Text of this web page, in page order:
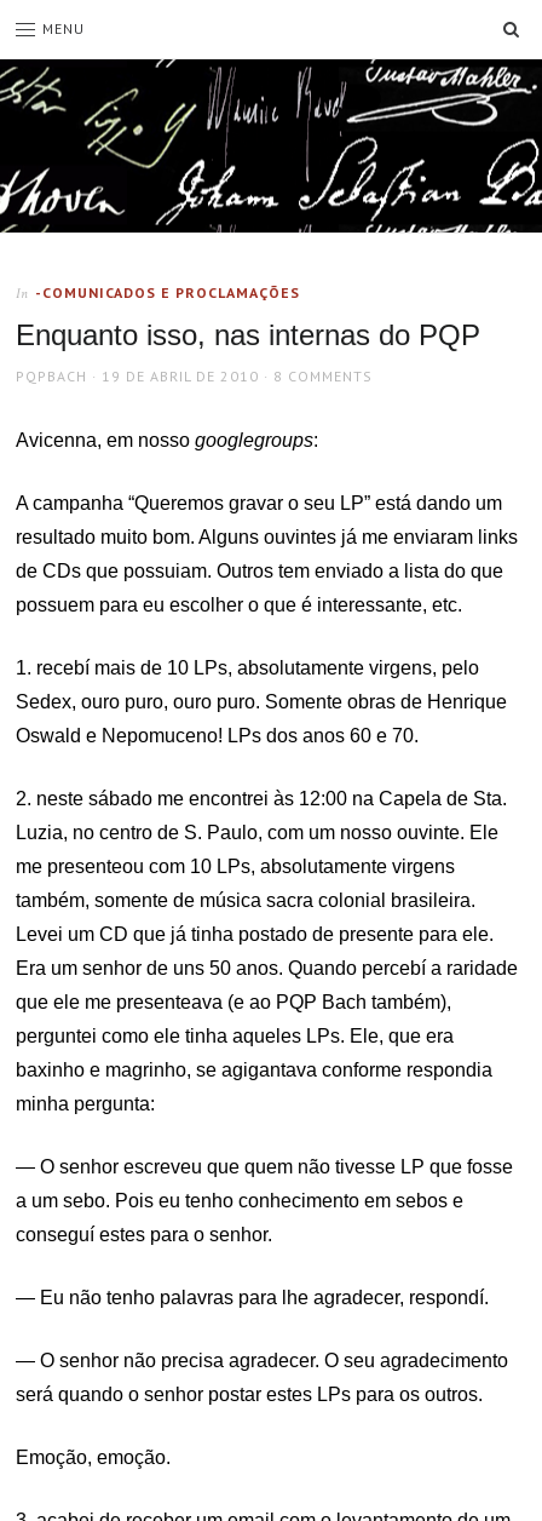
MENU
In -COMUNICADOS E PROCLAMAÇÕES
Enquanto isso, nas internas do PQP
AUTHOR
PQPBACH
POSTED
19 DE ABRIL DE 2010 8 COMMENTS
Avicenna, em nossogooglegroups:
A campanha “Queremos gravar o seu LP” está dando um
resultado muito bom. Alguns ouvintes já me enviaram links
de CDs que possuiam. Outros tem enviado a lista do que
possuem para eu escolher o que é interessante, etc.
1. recebí mais de 10 LPs, absolutamente virgens, pelo
Sedex, ouro puro, ouro puro. Somente obras de Henrique
Oswald e Nepomuceno! LPs dos anos 60 e 70.
2. neste sábado me encontrei às 12:00 na Capela de Sta.
Luzia, no centro de S. Paulo, com um nosso ouvinte. Ele
me presenteou com 10 LPs, absolutamente virgens
também, somente de música sacra colonial brasileira.
Levei um CD que já tinha postado de presente para ele.
Era um senhor de uns 50 anos. Quando percebí a raridade
que ele me presenteava (e ao PQP Bach também),
perguntei como ele tinha aqueles LPs. Ele, que era
baxinho e magrinho, se agigantava conforme respondia
minha pergunta:
— O senhor escreveu que quem não tivesse LP que fosse
a um sebo. Pois eu tenho conhecimento em sebos e
conseguí estes para o senhor.
— Eu não tenho palavras para lhe agradecer, respondí.
— O senhor não precisa agradecer. O seu agradecimento
será quando o senhor postar estes LPs para os outros.
Emoção, emoção.